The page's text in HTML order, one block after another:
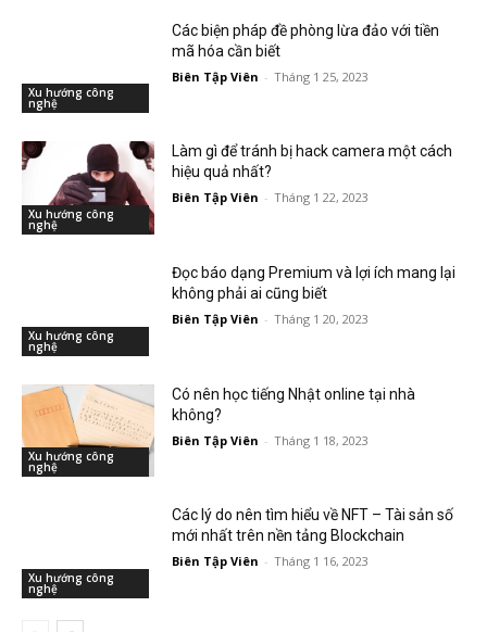
Xu hướng công
nghệ
Các biện pháp đề phòng lừa đảo với tiền
mã hóa cần biết
Biên Tập Viên - Tháng 1 25, 2023
Xu hướng công
nghệ
Làm gì để tránh bị hack camera một cách
hiệu quả nhất?
Biên Tập Viên - Tháng 1 22, 2023
Xu hướng công
nghệ
Đọc báo dạng Premium và lợi ích mang lại
không phải ai cũng biết
Biên Tập Viên - Tháng 1 20, 2023
Xu hướng công
nghệ
Có nên học tiếng Nhật online tại nhà
không?
Biên Tập Viên - Tháng 1 18, 2023
Xu hướng công
nghệ
Các lý do nên tìm hiểu về NFT – Tài sản số
mới nhất trên nền tảng Blockchain
Biên Tập Viên - Tháng 1 16, 2023